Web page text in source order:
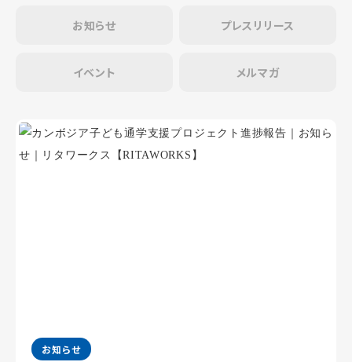
お知らせ プレスリリース
イベント メルマガ
お知らせ